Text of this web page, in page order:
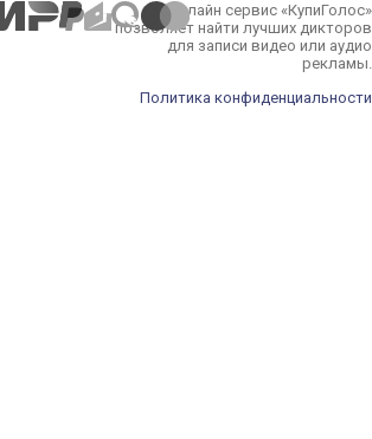
Онлайн сервис «КупиГолос»
позволяет найти лучших дикторов
для записи видео или аудио
рекламы.
Политика конфиденциальности